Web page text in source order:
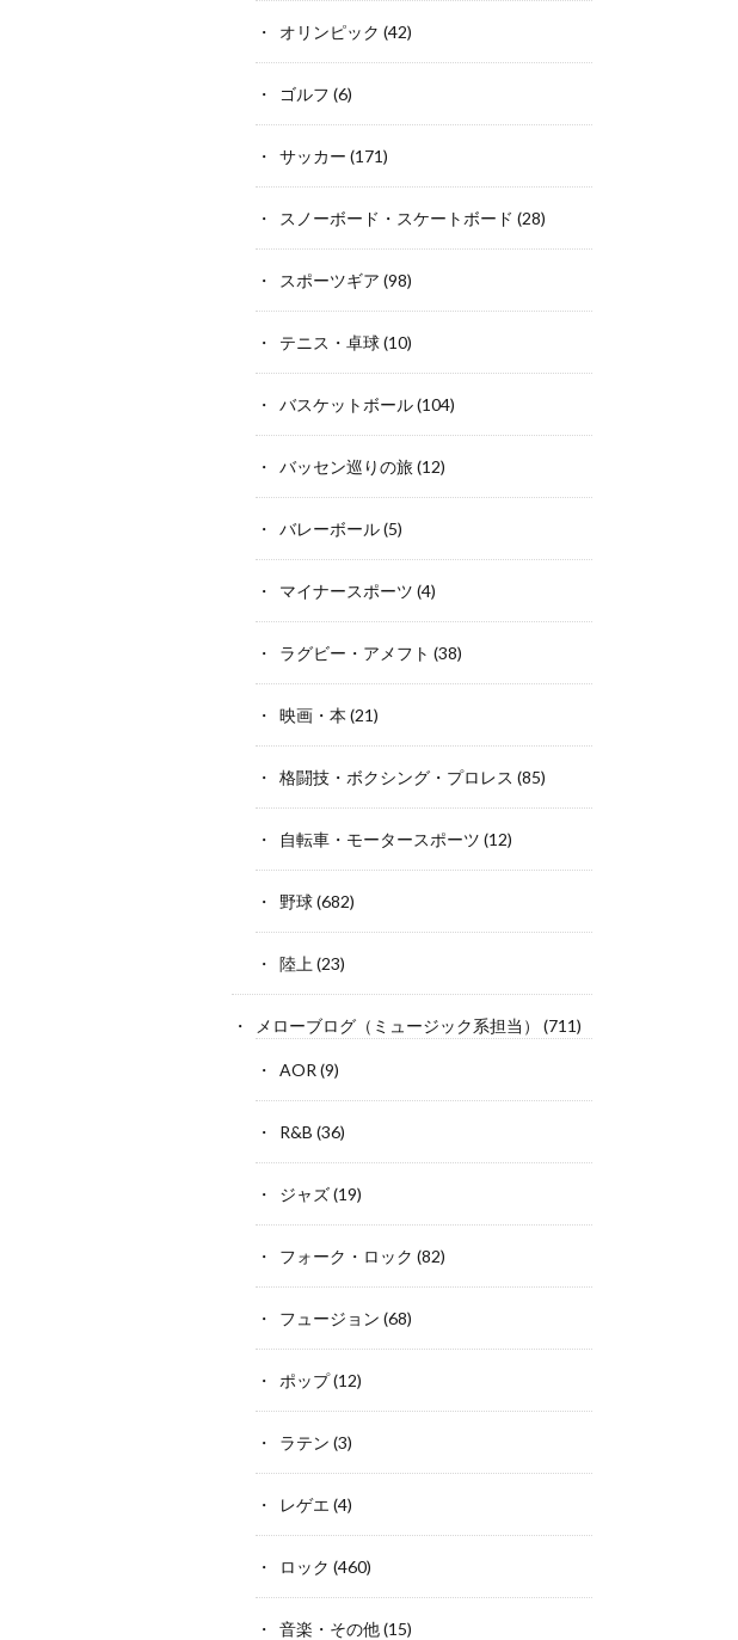
オリンピック (42)
ゴルフ (6)
サッカー (171)
スノーボード・スケートボード (28)
スポーツギア (98)
テニス・卓球(10)
バスケットボール(104)
バッセン巡りの旅(12)
バレーボール(5)
マイナースポーツ (4)
ラグビー・アメフト (38)
映画・本 (21)
格闘技・ボクシング・プロレス (85)
自転車・モータースポーツ (12)
野球(682)
陸上 (23)
メローブログ（ミュージック系担当） (711)
AOR (9)
R&B (36)
ジャズ(19)
フォーク・ロック (82)
フュージョン (68)
ポップ(12)
ラテン (3)
レゲエ (4)
ロック (460)
音楽・その他(15)